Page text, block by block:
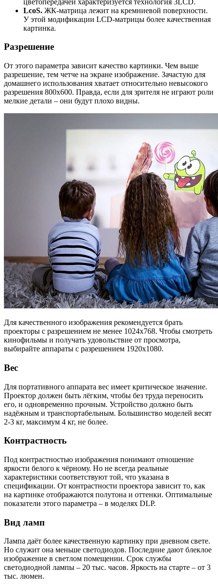
LcoS. ЖК-матрица лежит на кремниевой поверхности.
У этой модификации LCD-матрицы более качественная
картинка.
Разрешение
От этого параметра зависит качество картинки. Чем выше
разрешение, тем четче на экране изображение. Зачастую для
домашнего использования хватает относительно невысокого
разрешения 800х600. Правда, если для зрителя не играют роли
мелкие детали – они будут плохо видны.
Для качественного изображения рекомендуется брать
проекторы с разрешением не менее 1024х768. Чтобы смотреть
кинофильмы и получать удовольствие от просмотра,
выбирайте аппараты с разрешением 1920х1080.
Вес
Для портативного аппарата вес имеет критическое значение.
Проектор должен быть лёгким, чтобы без труда переносить
его, и одновременно прочным. Устройство должно быть
надёжным и транспортабельным. Большинство моделей весят
2-3 кг, максимум 4 кг, не более.
Контрастность
Под контрастностью изображения понимают отношение
яркости белого к чёрному. Но не всегда реальные
характеристики соответствуют той, что указана в
спецификации. От контрастности проектора зависит то, как
на картинке отображаются полутона и оттенки. Оптимальные
показатели этого параметра – в моделях DLP.
Вид ламп
Лампа даёт более качественную картинку при дневном свете.
Но служит она меньше светодиодов. Последние дают блеклое
изображение в светлом помещении. Срок службы
светодиодной лампы – 20 тыс. часов. Яркость на старте – от 3
тыс. люмен.